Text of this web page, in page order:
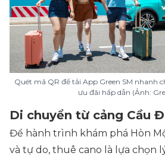
Quét mã QR để tải App Green SM nhanh
ưu đãi hấp dẫn (Ảnh:
Di chuyển từ cảng Cầu
Để hành trình khám phá Hòn
và tự do, thuê cano là lựa chọn